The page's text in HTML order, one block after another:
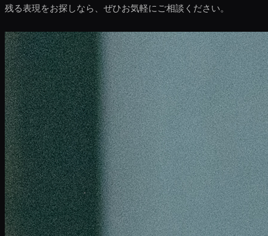
残る表現をお探しなら、ぜひお気軽にご相談ください。